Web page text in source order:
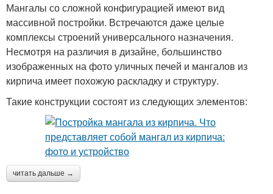
Мангалы со сложной конфигурацией имеют вид
массивной постройки. Встречаются даже целые
комплексы строений универсального назначения.
Несмотря на различия в дизайне, большинство
изображенных на фото уличных печей и мангалов из
кирпича имеет похожую раскладку и структуру.
Такие конструкции состоят из следующих элементов:
читать дальше →